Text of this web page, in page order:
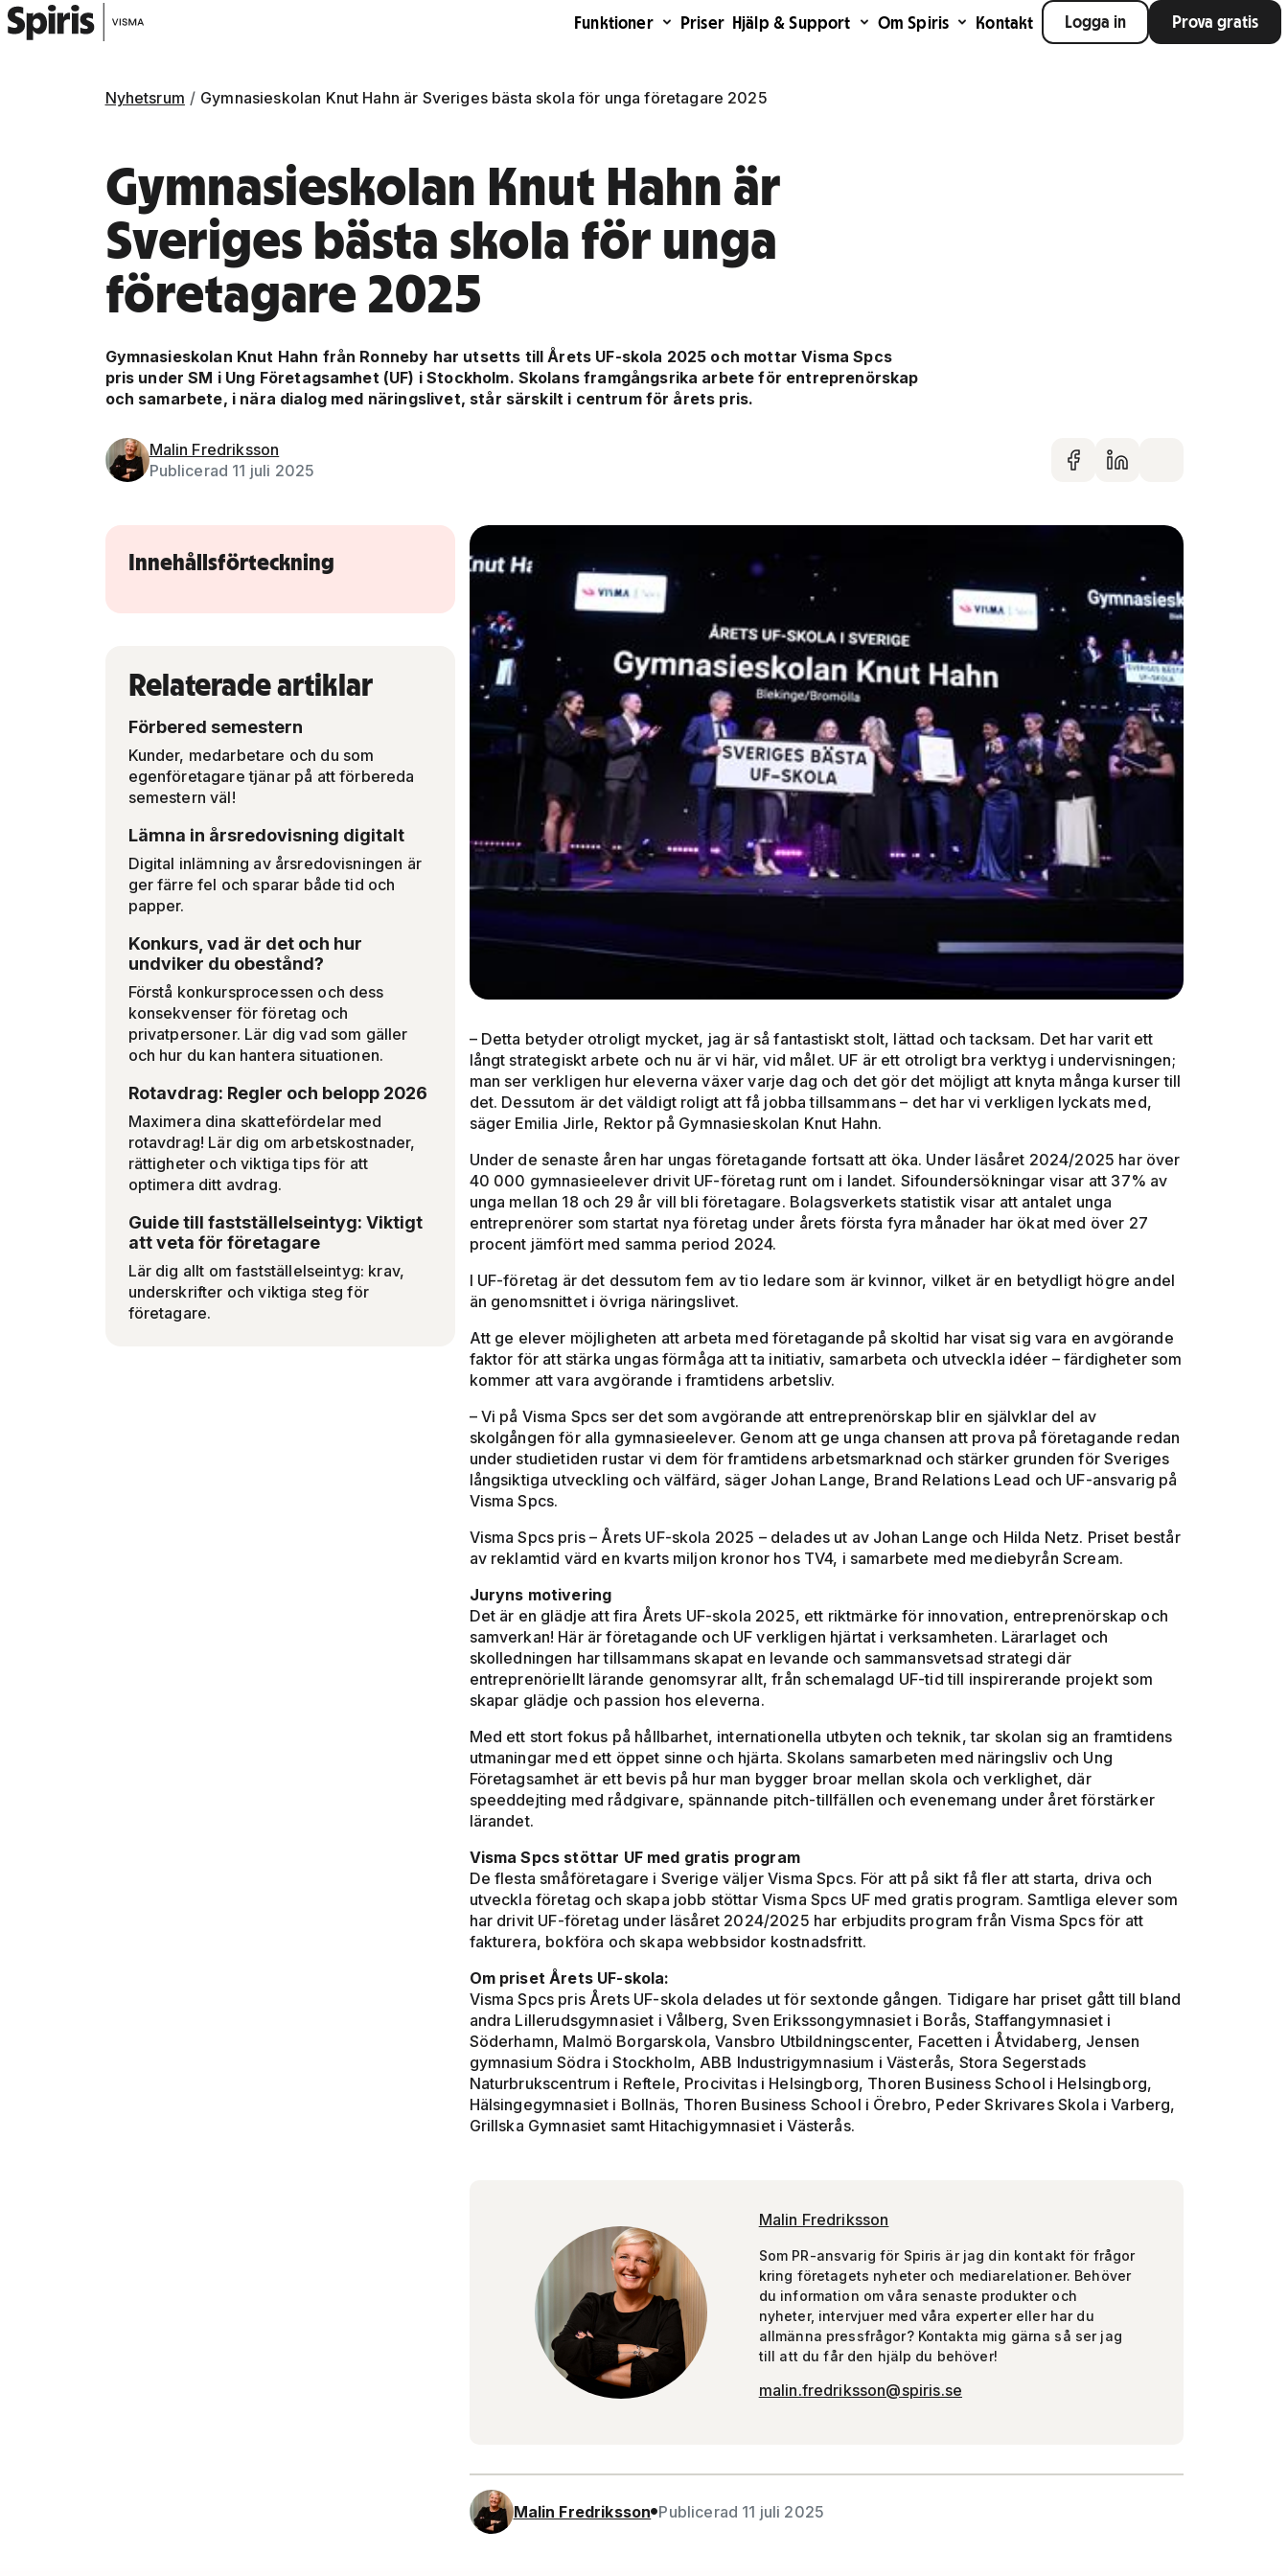
Funktioner Priser Hjälp & Support Om Spiris Kontakt Logga in Prova gratis
Nyhetsrum Gymnasieskolan Knut Hahn är Sveriges bästa skola för unga företagare 2025
Gymnasieskolan Knut Hahn är
Sveriges bästa skola för unga
företagare 2025
Gymnasieskolan Knut Hahn från Ronneby har utsetts till Årets UF-skola 2025 och mottar Visma Spcs
pris under SM i Ung Företagsamhet (UF) i Stockholm. Skolans framgångsrika arbete för entreprenörskap
och samarbete, i nära dialog med näringslivet, står särskilt i centrum för årets pris.
Malin Fredriksson
Publicerad 11 juli 2025
Dela på
Dela på
Gå vidare till artikelns
Innehållsförteckning
Relaterade artiklar
Förbered semestern
Kunder, medarbetare och du som
egenföretagare tjänar på att förbereda
semestern väl!
Lämna in årsredovisning digitalt
Digital inlämning av årsredovisningen är
ger färre fel och sparar både tid och
papper.
Konkurs, vad är det och hur
undviker du obestånd?
Förstå konkursprocessen och dess
konsekvenser för företag och
privatpersoner. Lär dig vad som gäller
och hur du kan hantera situationen.
Rotavdrag: Regler och belopp 2026
Maximera dina skattefördelar med
rotavdrag! Lär dig om arbetskostnader,
rättigheter och viktiga tips för att
optimera ditt avdrag.
Guide till fastställelseintyg: Viktigt
att veta för företagare
Lär dig allt om fastställelseintyg: krav,
underskrifter och viktiga steg för
företagare.
– Detta betyder otroligt mycket, jag är så fantastiskt stolt, lättad och tacksam. Det har varit ett
långt strategiskt arbete och nu är vi här, vid målet. UF är ett otroligt bra verktyg i undervisningen;
man ser verkligen hur eleverna växer varje dag och det gör det möjligt att knyta många kurser till
det. Dessutom är det väldigt roligt att få jobba tillsammans – det har vi verkligen lyckats med,
säger Emilia Jirle, Rektor på Gymnasieskolan Knut Hahn.
Under de senaste åren har ungas företagande fortsatt att öka. Under läsåret 2024/2025 har över
40 000 gymnasieelever drivit UF-företag runt om i landet. Sifoundersökningar visar att 37% av
unga mellan 18 och 29 år vill bli företagare. Bolagsverkets statistik visar att antalet unga
entreprenörer som startat nya företag under årets första fyra månader har ökat med över 27
procent jämfört med samma period 2024.
I UF-företag är det dessutom fem av tio ledare som är kvinnor, vilket är en betydligt högre andel
än genomsnittet i övriga näringslivet.
Att ge elever möjligheten att arbeta med företagande på skoltid har visat sig vara en avgörande
faktor för att stärka ungas förmåga att ta initiativ, samarbeta och utveckla idéer – färdigheter som
kommer att vara avgörande i framtidens arbetsliv.
– Vi på Visma Spcs ser det som avgörande att entreprenörskap blir en självklar del av
skolgången för alla gymnasieelever. Genom att ge unga chansen att prova på företagande redan
under studietiden rustar vi dem för framtidens arbetsmarknad och stärker grunden för Sveriges
långsiktiga utveckling och välfärd, säger Johan Lange, Brand Relations Lead och UF-ansvarig på
Visma Spcs.
Visma Spcs pris – Årets UF-skola 2025 – delades ut av Johan Lange och Hilda Netz. Priset består
av reklamtid värd en kvarts miljon kronor hos TV4, i samarbete med mediebyrån Scream.
Juryns motivering
Det är en glädje att fira Årets UF-skola 2025, ett riktmärke för innovation, entreprenörskap och
samverkan! Här är företagande och UF verkligen hjärtat i verksamheten. Lärarlaget och
skolledningen har tillsammans skapat en levande och sammansvetsad strategi där
entreprenöriellt lärande genomsyrar allt, från schemalagd UF-tid till inspirerande projekt som
skapar glädje och passion hos eleverna.
Med ett stort fokus på hållbarhet, internationella utbyten och teknik, tar skolan sig an framtidens
utmaningar med ett öppet sinne och hjärta. Skolans samarbeten med näringsliv och Ung
Företagsamhet är ett bevis på hur man bygger broar mellan skola och verklighet, där
speeddejting med rådgivare, spännande pitch-tillfällen och evenemang under året förstärker
lärandet.
Visma Spcs stöttar UF med gratis program
De flesta småföretagare i Sverige väljer Visma Spcs. För att på sikt få fler att starta, driva och
utveckla företag och skapa jobb stöttar Visma Spcs UF med gratis program. Samtliga elever som
har drivit UF-företag under läsåret 2024/2025 har erbjudits program från Visma Spcs för att
fakturera, bokföra och skapa webbsidor kostnadsfritt.
Om priset Årets UF-skola:
Visma Spcs pris Årets UF-skola delades ut för sextonde gången. Tidigare har priset gått till bland
andra Lillerudsgymnasiet i Vålberg, Sven Erikssongymnasiet i Borås, Staffangymnasiet i
Söderhamn, Malmö Borgarskola, Vansbro Utbildningscenter, Facetten i Åtvidaberg, Jensen
gymnasium Södra i Stockholm, ABB Industrigymnasium i Västerås, Stora Segerstads
Naturbrukscentrum i Reftele, Procivitas i Helsingborg, Thoren Business School i Helsingborg,
Hälsingegymnasiet i Bollnäs, Thoren Business School i Örebro, Peder Skrivares Skola i Varberg,
Grillska Gymnasiet samt Hitachigymnasiet i Västerås.
Malin Fredriksson
Som PR-ansvarig för Spiris är jag din kontakt för frågor
kring företagets nyheter och mediarelationer. Behöver
du information om våra senaste produkter och
nyheter, intervjuer med våra experter eller har du
allmänna pressfrågor? Kontakta mig gärna så ser jag
till att du får den hjälp du behöver!
malin.fredriksson@spiris.se
Malin Fredriksson Publicerad 11 juli 2025